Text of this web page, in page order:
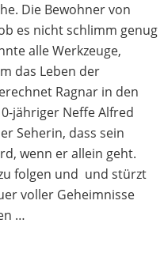
Die Bewohner von
es nicht schlimm genug
alle Werkzeuge,
das Leben der
Ragnar in den
jähriger Neffe Alfred
Seherin, dass sein
wenn er allein geht.
folgen und und stürzt
voller Geheimnisse
…